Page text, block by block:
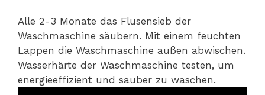
Alle 2-3 Monate das Flusensieb der
Waschmaschine säubern. Mit einem feuchten
Lappen die Waschmaschine außen abwischen.
Wasserhärte der Waschmaschine testen, um
energieeffizient und sauber zu waschen.